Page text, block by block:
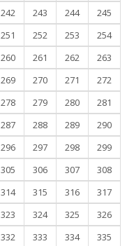
242 243 244
245
251 252 253
254
260 261 262
263
269 270 271
272
278 279 280
281
287 288 289
290
296 297 298
299
305 306 307
308
314 315 316
317
323 324 325
326
332 333 334
335